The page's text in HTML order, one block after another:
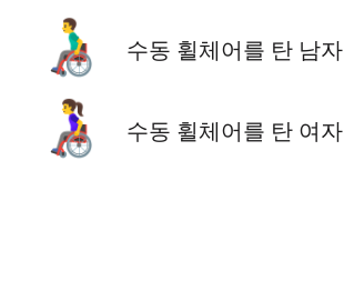
👨‍🦽 수동 휠체어를 탄 남자
👩‍🦽 수동 휠체어를 탄 여자